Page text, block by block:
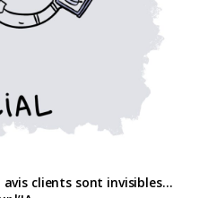
clients sont invisibles…